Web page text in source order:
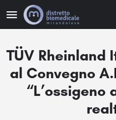
TÜV Rheinland
al Convegno
“L’ossigeno